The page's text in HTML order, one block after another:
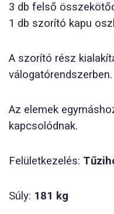
3 db felső
1 db szorító kapu
A szorító rész
válogatórendszerben.
Az elemek
kapcsolódnak.
Felületkezelés:
Súly: 181 kg